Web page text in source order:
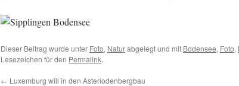
Dieser Beitrag wurde unter Foto, Naturabgelegt und mit Bodensee, Foto,
Lesezeichen für den Permalink.
← Luxemburg will in den Asteriodenbergbau